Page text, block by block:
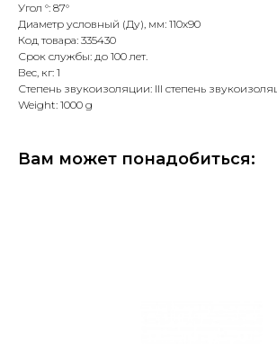
Угол °: 87°
Диаметр условный (Ду), мм: 110х90
Код товара: 335430
Срок службы: до 100 лет.
Вес, кг: 1
Степень звукоизоляции: III степень
Weight: 1000 g
Вам может понадобиться: